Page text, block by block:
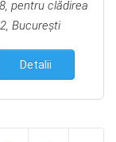
pentru clădirea
2, Bucureşti
Detalii